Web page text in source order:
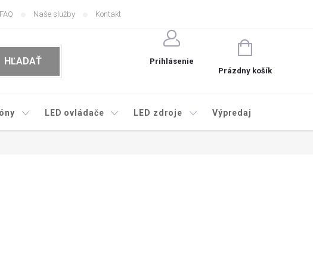
Naše služby Kontakt
HĽADAŤ Prihlásenie
NÁKUPNÝ
KOŠÍK
Prázdny košík
LED ovládače LED zdroje Výpredaj